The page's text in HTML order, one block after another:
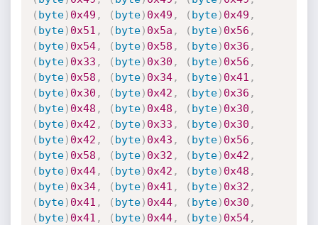
( byte) 0x49 , ( byte) 0x49 , ( byte) 0x49 ,
( byte) 0x51 , ( byte) 0x5a , ( byte) 0x56 ,
( byte) 0x54, ( byte) 0x58 , ( byte) 0x36 ,
( byte) 0x33 , ( byte) 0x30 , ( byte) 0x56 ,
( byte) 0x58 , ( byte) 0x34, ( byte) 0x41 ,
( byte) 0x30 , ( byte) 0x42 , ( byte) 0x36 ,
( byte) 0x48 , ( byte) 0x48 , ( byte) 0x30 ,
( byte) 0x42 , ( byte) 0x33 , ( byte) 0x30 ,
( byte) 0x42 , ( byte) 0x43 , ( byte) 0x56 ,
( byte) 0x58 , ( byte) 0x32 , ( byte) 0x42 ,
( byte) 0x44, ( byte) 0x42 , ( byte) 0x48 ,
( byte) 0x34, ( byte) 0x41 , ( byte) 0x32 ,
( byte) 0x41 , ( byte) 0x44, ( byte) 0x30 ,
( byte) 0x41 , ( byte) 0x44, ( byte) 0x54,